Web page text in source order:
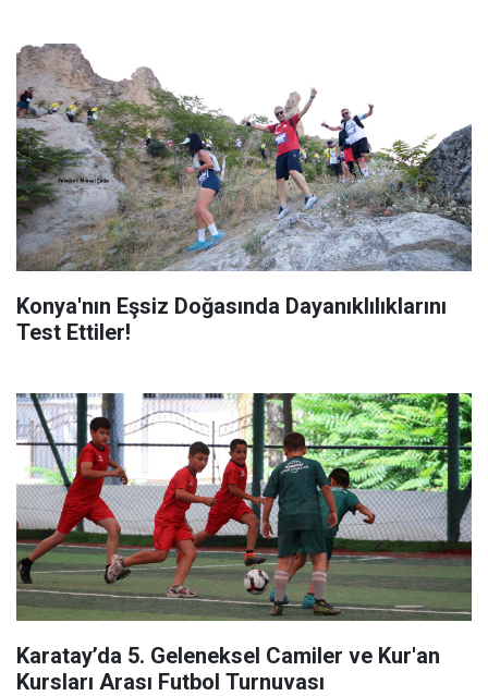
Konya'nın Eşsiz Doğasında Dayanıklılıklarını
Test Ettiler!
Karatay’da 5. Geleneksel Camiler ve Kur'an
Kursları Arası Futbol Turnuvası